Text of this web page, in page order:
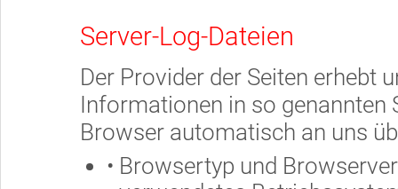
Server-Log-Dateien
Der Provider der Seiten erhebt
Informationen in so genannten
Browser automatisch an uns
• Browsertyp und